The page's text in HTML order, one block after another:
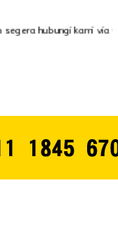
hubungi kami via